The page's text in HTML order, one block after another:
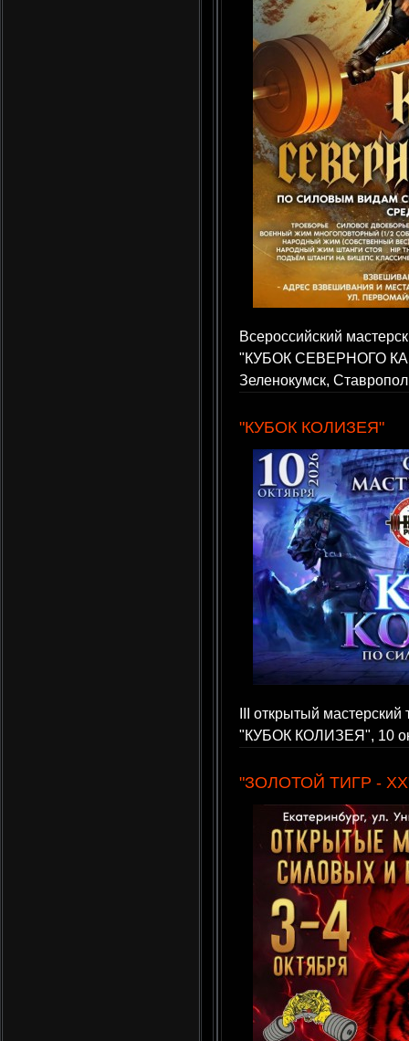
Всероссийский
"КУБОК СЕВЕРНОГО
Зеленокумск,
"КУБОК КОЛИЗЕЯ"
III открытый
"КУБОК КОЛИЗЕЯ", 10
"ЗОЛОТОЙ ТИГР -